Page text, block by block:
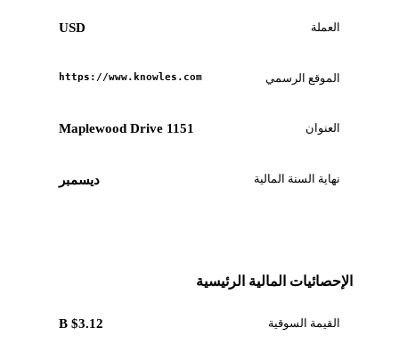
العملة USD
الموقع الرسمي https://www.knowles.com
العنوان 1151 Maplewood Drive
نهاية السنة المالية ديسمبر
الإحصائيات المالية الرئيسية
القيمة السوقية $3.12 B